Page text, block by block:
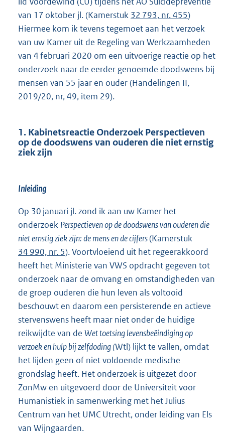
van 17 oktober jl. (Kamerstuk 32 793, nr. 455)
Hiermee kom ik tevens tegemoet aan het verzoek
van uw Kamer uit de Regeling van Werkzaamheden
van 4 februari 2020 om een uitvoerige reactie op het
onderzoek naar de eerder genoemde doodswens bij
mensen van 55 jaar en ouder (Handelingen II,
2019/20, nr, 49, item 29).
1. Kabinetsreactie Onderzoek Perspectieven
op de doodswens van ouderen die niet ernstig
ziek zijn
Inleiding
Op 30 januari jl. zond ik aan uw Kamer het
onderzoek Perspectieven op de doodswens van ouderen die
niet ernstig ziek zijn: de mens en de cijfers(Kamerstuk
34 990, nr. 5). Voortvloeiend uit het regeerakkoord
heeft het Ministerie van VWS opdracht gegeven tot
onderzoek naar de omvang en omstandigheden van
de groep ouderen die hun leven als voltooid
beschouwt en daarom een persisterende en actieve
stervenswens heeft maar niet onder de huidige
reikwijdte van de Wet toetsing levensbeëindiging op
verzoek en hulp bij zelfdoding (Wtl) lijkt te vallen, omdat
het lijden geen of niet voldoende medische
grondslag heeft. Het onderzoek is uitgezet door
ZonMw en uitgevoerd door de Universiteit voor
Humanistiek in samenwerking met het Julius
Centrum van het UMC Utrecht, onder leiding van Els
van Wijngaarden.